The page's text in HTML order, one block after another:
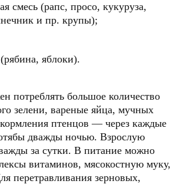
смесь (рапс, просо, кукуруза,
и пр. крупы);
яблоки).
потреблять большое количество
зелени, вареные яйца, мучных
птенцов — через каждые
дважды ночью. Взрослую
за сутки. В питание можно
витаминов, мясокостную муку,
перетравливания зерновых,